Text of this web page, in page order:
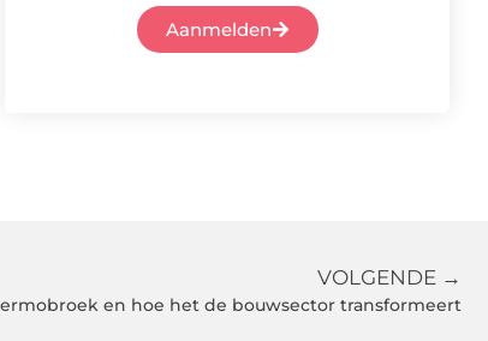
Aanmelden
VOLGENDE →
en hoe het de bouwsector transformeert